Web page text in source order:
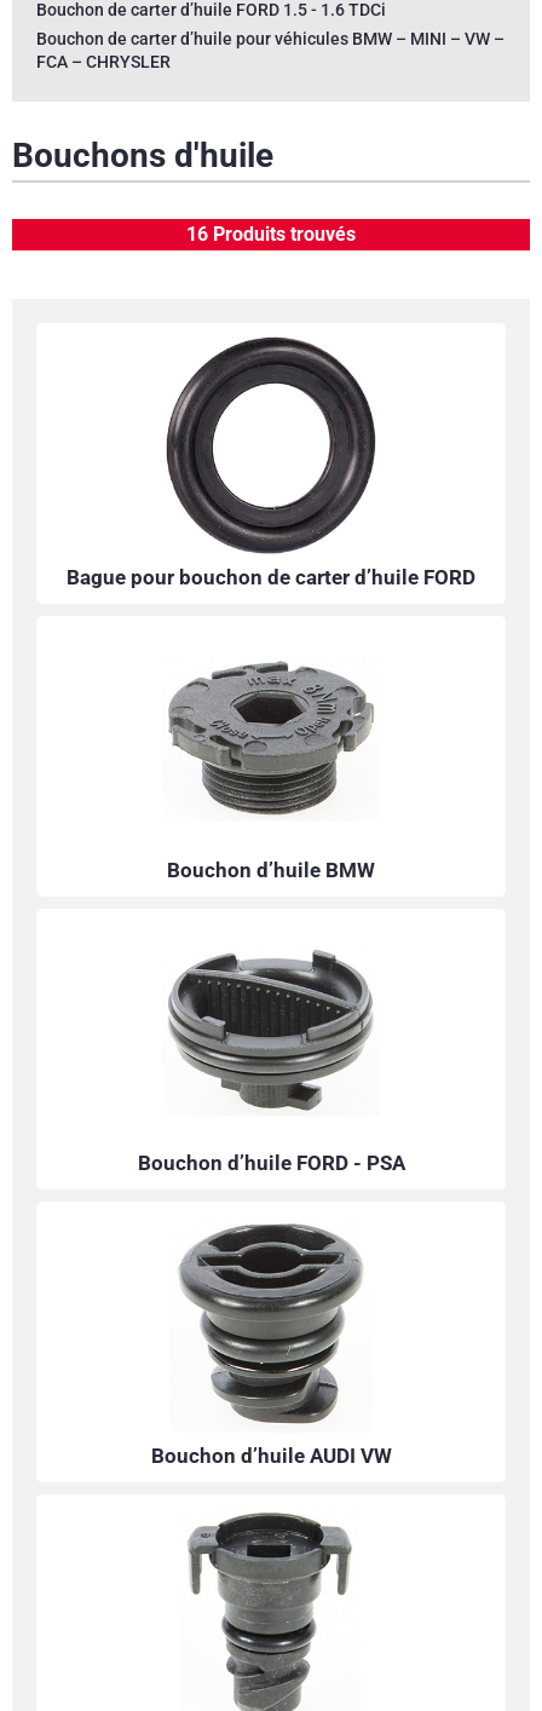
Bouchon de carter d’huile FORD 1.5 - 1.6 TDCi
Bouchon de carter d’huile pour véhicules BMW – MINI – VW –
FCA – CHRYSLER
Bouchons d'huile
16 Produits trouvés
Bague pour bouchon de carter d’huile FORD
Bouchon d’huile BMW
Bouchon d’huile FORD - PSA
Bouchon d’huile AUDI VW